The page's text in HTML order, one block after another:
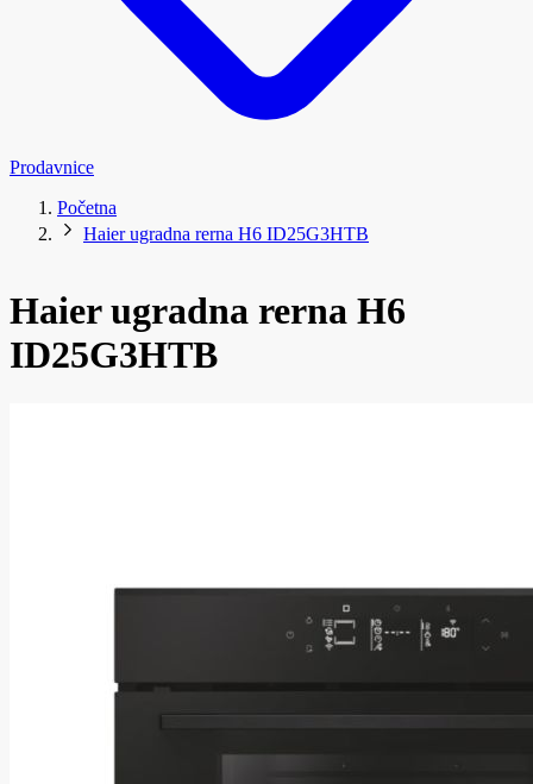
Prodavnice
Početna
Haier ugradna rerna H6 ID25G3HTB
Haier ugradna rerna H6
ID25G3HTB